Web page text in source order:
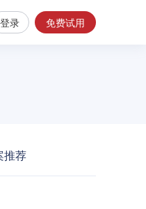
登录 免费试用
推荐